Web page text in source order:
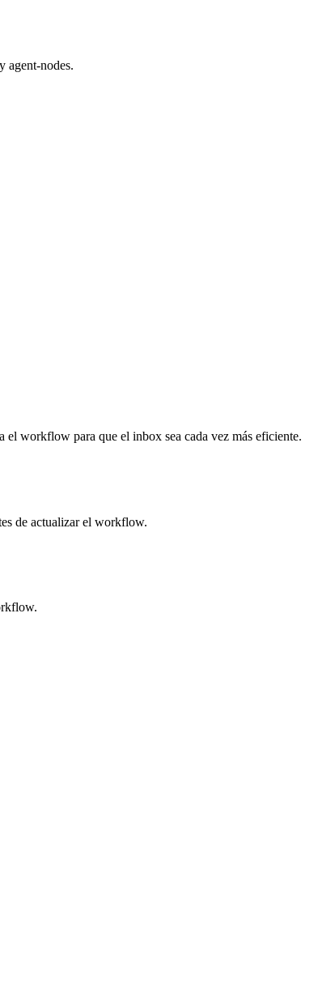
agent-nodes.
el workflow para que el inbox sea cada vez más eficiente.
de actualizar el workflow.